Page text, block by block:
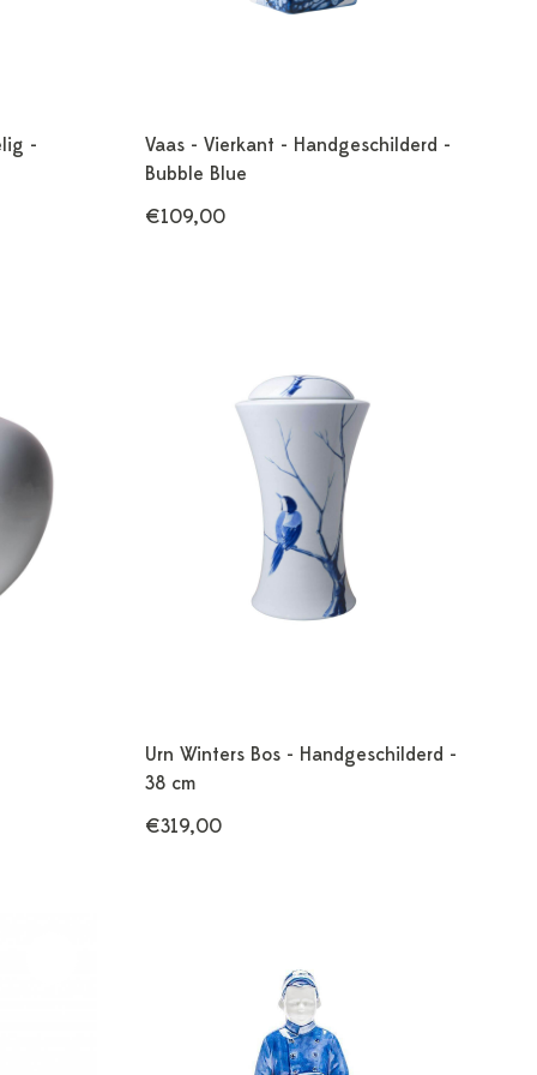
-
Vaas - Vierkant - Handgeschilderd -
Bubble Blue
€109,00
Urn Winters Bos - Handgeschilderd -
38 cm
€319,00